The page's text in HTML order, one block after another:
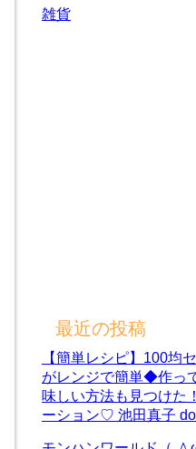
雑貨
最近の投稿
【簡単レシピ】100均
がレンジで簡単◆作っ
味しい方法も見つけた
ーション♡ 池田真子